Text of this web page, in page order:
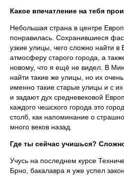
Какое впечатление на тебя
Небольшая страна в центре
понравилась. Сохранившиеся
узкие улицы, чего сложно найти в
атмосферу старого города, а
новому, что я ещё не видел. В
найти такие же улицы, но их
именно такие старые улицы и с
и задают дух средневековой
каждого чешского города это
столб, как напоминание о
много веков назад.
Где ты сейчас учишься?
Учусь на последнем курсе
Брно, бакалавра я уже успел